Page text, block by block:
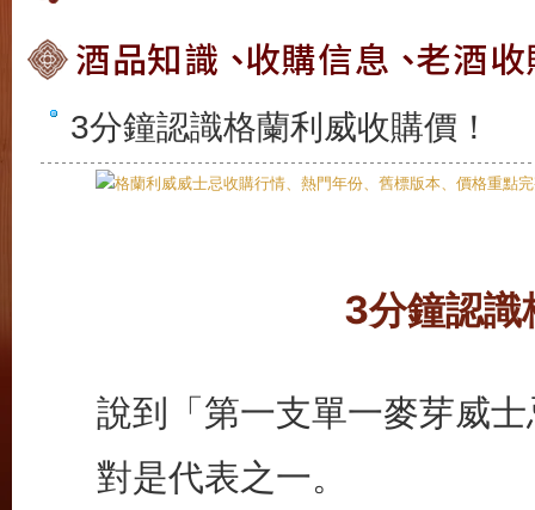
3分鐘認識格蘭利威收購價！
3分鐘認識
說到「第一支單一麥芽威
對是代表之一。